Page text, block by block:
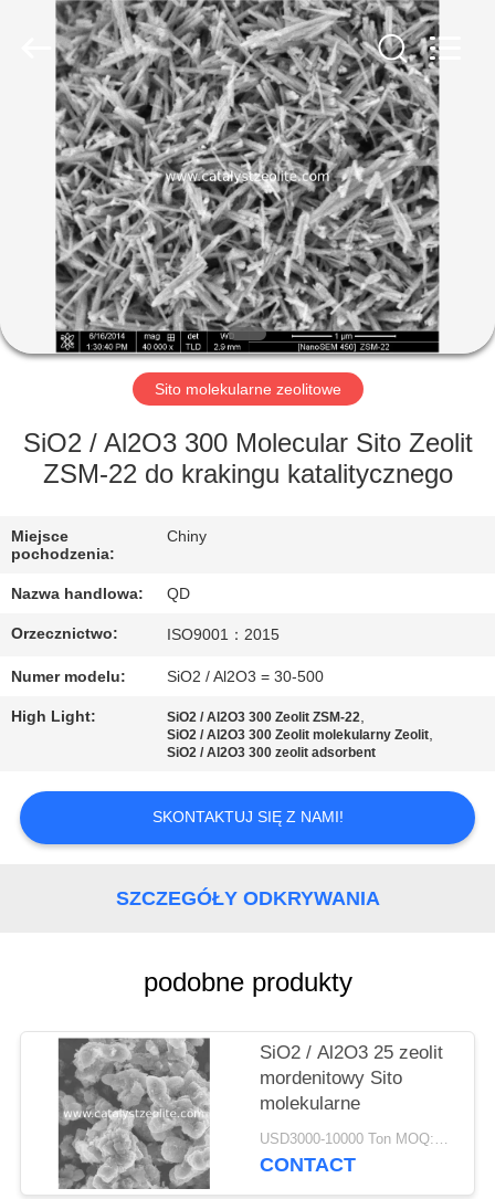
DOM
PRODUKTY
NAS
WYCIECZKA
FABRYCE
JAKOŚCI
SKONTAKTUJ
SIĘ
Z
NAMI
AKTUALNOŚCI
SPRAWY
POLICY
CATALYSTS
Sito molekularne zeolitowe
SiO2 / Al2O3 300 Molecular Sito Zeolit
​​ZSM-22 do krakingu katalitycznego
Miejsce
pochodzenia:
Chiny
Nazwa handlowa: QD
Orzecznictwo: ISO9001：2015
Numer modelu: SiO2 / Al2O3 = 30-500
High Light: SiO2 / Al2O3 300 Zeolit ​​ZSM-22,
SiO2 / Al2O3 300 Zeolit ​​molekularny Zeolit,
SiO2 / Al2O3 300 zeolit ​​adsorbent
SKONTAKTUJ SIĘ Z NAMI!
SZCZEGÓŁY ODKRYWANIA
podobne produkty
SiO2 / Al2O3 25 zeolit ​​
mordenitowy Sito
molekularne
USD3000-10000 Ton MOQ:1 KG
CONTACT